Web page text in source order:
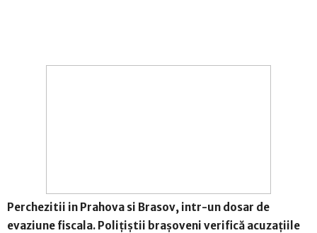
Perchezitii in Prahova si Brasov, intr-un dosar de
evaziune fiscala. Polițiștii brașoveni verifică acuzațiile